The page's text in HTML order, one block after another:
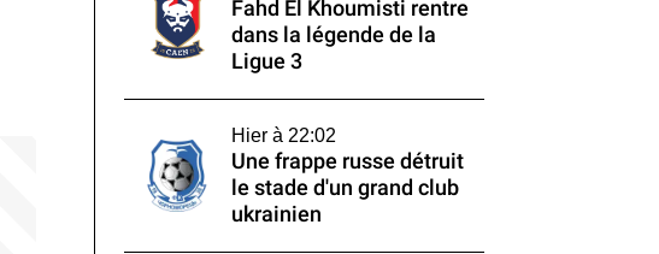
Fahd El Khoumisti rentre
dans la légende de la
Ligue 3
Hier à 22:02
Une frappe russe détruit
le stade d'un grand club
ukrainien